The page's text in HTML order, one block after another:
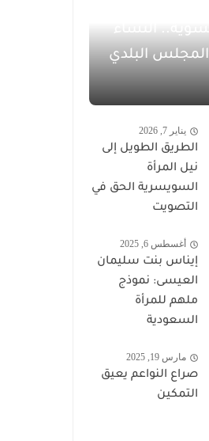
النساء
البلدي
يناير 7, 2026
الطريق الطويل إلى
نيل المرأة
السويسرية الحق في
التصويت
أغسطس 6, 2025
إيناس بنت سليمان
العيسى: نموذج
ملهم للمرأة
السعودية
مارس 19, 2025
صراع النواعم يعيق
التمكين